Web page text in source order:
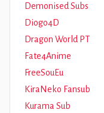
Demonised Subs
Diogo4D
Dragon World PT
Fate4Anime
FreeSouEu
KiraNeko Fansub
Kurama Sub